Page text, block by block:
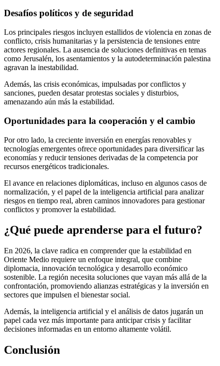
Desafíos políticos y de seguridad
Los principales riesgos incluyen estallidos de violencia en zonas de
conflicto, crisis humanitarias y la persistencia de tensiones entre
actores regionales. La ausencia de soluciones definitivas en temas
como Jerusalén, los asentamientos y la autodeterminación palestina
agravan la inestabilidad.
Además, las crisis económicas, impulsadas por conflictos y
sanciones, pueden desatar protestas sociales y disturbios,
amenazando aún más la estabilidad.
Oportunidades para la cooperación y el cambio
Por otro lado, la creciente inversión en energías renovables y
tecnologías emergentes ofrece oportunidades para diversificar las
economías y reducir tensiones derivadas de la competencia por
recursos energéticos tradicionales.
El avance en relaciones diplomáticas, incluso en algunos casos de
normalización, y el papel de la inteligencia artificial para analizar
riesgos en tiempo real, abren caminos innovadores para gestionar
conflictos y promover la estabilidad.
¿Qué puede aprenderse para el futuro?
En 2026, la clave radica en comprender que la estabilidad en
Oriente Medio requiere un enfoque integral, que combine
diplomacia, innovación tecnológica y desarrollo económico
sostenible. La región necesita soluciones que vayan más allá de la
confrontación, promoviendo alianzas estratégicas y la inversión en
sectores que impulsen el bienestar social.
Además, la inteligencia artificial y el análisis de datos jugarán un
papel cada vez más importante para anticipar crisis y facilitar
decisiones informadas en un entorno altamente volátil.
Conclusión